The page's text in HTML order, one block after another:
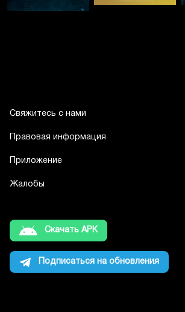
Свяжитесь с нами
Правовая информация
Приложение
Жалобы
Скачать APK
Подписаться на обновления